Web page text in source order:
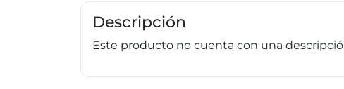
Descripción
Este producto no cuenta con una